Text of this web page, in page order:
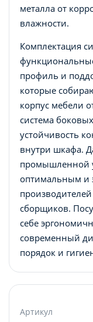
металла от
влажности.
Комплектация
профиль и
которые
корпус мебели
система
устойчивость
внутри шкафа.
промышленной
оптимальным и
сборщиков.
себе
современный
порядок и
Артикул